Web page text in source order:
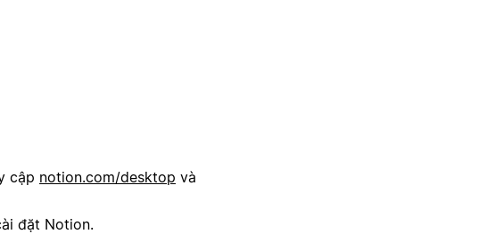
cập notion.com/desktop và
đặt Notion.